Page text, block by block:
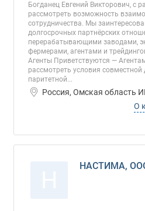
Богданец Евгений Викторович, с
рассмотреть возможность
сотрудничества. Мы
долгосрочных партнёрских
перерабатывающими заводами,
фермерами, агентами и
Агенты Приветствуются —
рассмотреть условия совместной
паритетной...
Россия, Омская область
О
НАСТИМА,